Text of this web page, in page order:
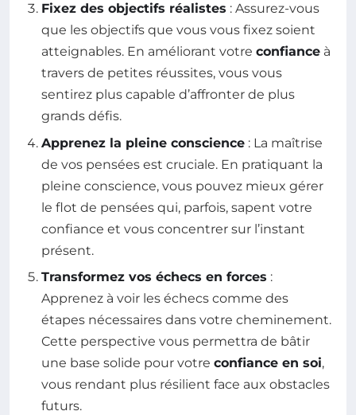
Fixez des objectifs réalistes : Assurez-vous
que les objectifs que vous vous fixez soient
atteignables. En améliorant votre confiance à
travers de petites réussites, vous vous
sentirez plus capable d’affronter de plus
grands défis.
Apprenez la pleine conscience : La maîtrise
de vos pensées est cruciale. En pratiquant la
pleine conscience, vous pouvez mieux gérer
le flot de pensées qui, parfois, sapent votre
confiance et vous concentrer sur l’instant
présent.
Transformez vos échecs en forces :
Apprenez à voir les échecs comme des
étapes nécessaires dans votre cheminement.
Cette perspective vous permettra de bâtir
une base solide pour votre confiance en soi,
vous rendant plus résilient face aux obstacles
futurs.